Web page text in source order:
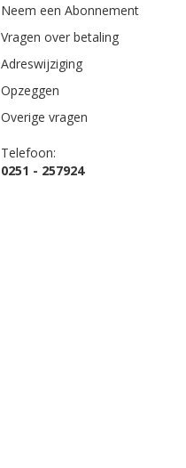
Neem een Abonnement
Vragen over betaling
Adreswijziging
Opzeggen
Overige vragen
Telefoon:
0251 - 257924